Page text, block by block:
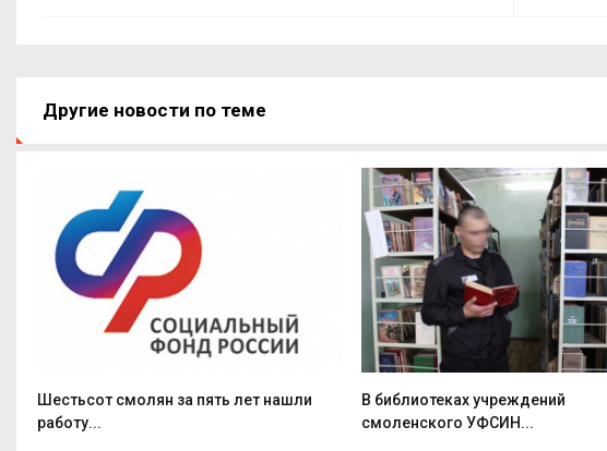
Другие новости по теме
Шестьсот смолян за пять лет нашли
работу...
В библиотеках учреждений
смоленского УФСИН...